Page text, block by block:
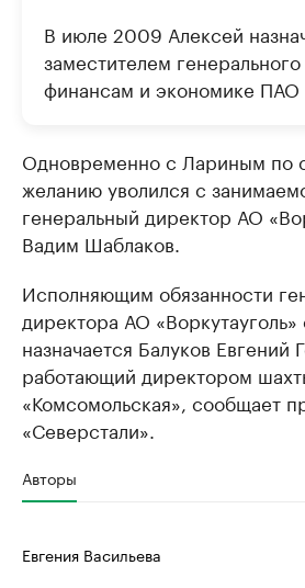
В июле 2009 Алексей
заместителем
финансам и экономике ПАО
Одновременно с Лариным по
желанию уволился с
генеральный директор АО
Вадим Шаблаков.
Исполняющим обязанности
директора АО
назначается Балуков Евгений
работающий директором
«Комсомольская», сообщает
«Северстали».
Авторы
Евгения Васильева